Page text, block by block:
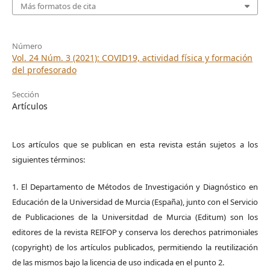
Más formatos de cita
Número
Vol. 24 Núm. 3 (2021): COVID19, actividad física y formación
del profesorado
Sección
Artículos
Los artículos que se publican en esta revista están sujetos a los
siguientes términos:
1. El Departamento de Métodos de Investigación y Diagnóstico en
Educación de la Universidad de Murcia (España), junto con el Servicio
de Publicaciones de la Universitdad de Murcia (Editum) son los
editores de la revista REIFOP y conserva los derechos patrimoniales
(copyright) de los artículos publicados, permitiendo la reutilización
de las mismos bajo la licencia de uso indicada en el punto 2.